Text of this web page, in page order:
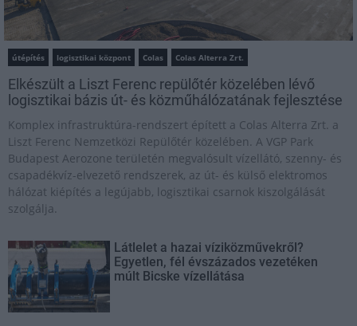
útépítés logisztikai központ Colas Colas Alterra Zrt.
Elkészült a Liszt Ferenc repülőtér közelében lévő
logisztikai bázis út- és közműhálózatának fejlesztése
Komplex infrastruktúra-rendszert épített a Colas Alterra Zrt. a
Liszt Ferenc Nemzetközi Repülőtér közelében. A VGP Park
Budapest Aerozone területén megvalósult vízellátó, szenny- és
csapadékvíz-elvezető rendszerek, az út- és külső elektromos
hálózat kiépítés a legújabb, logisztikai csarnok kiszolgálását
szolgálja.
Látlelet a hazai víziközművekről?
Egyetlen, fél évszázados vezetéken
múlt Bicske vízellátása